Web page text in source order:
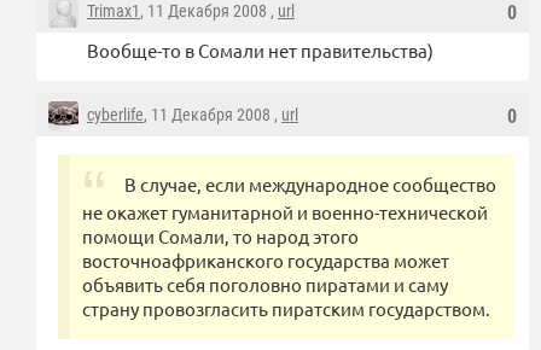
0
Trimax1, 11 Декабря 2008 , url
Вообще-то в Сомали нет правительства)
0
cyberlife, 11 Декабря 2008 , url
В случае, если международное сообщество
не окажет гуманитарной и военно-технической
помощи Сомали, то народ этого
восточноафриканского государства может
объявить себя поголовно пиратами и саму
страну провозгласить пиратским государством.